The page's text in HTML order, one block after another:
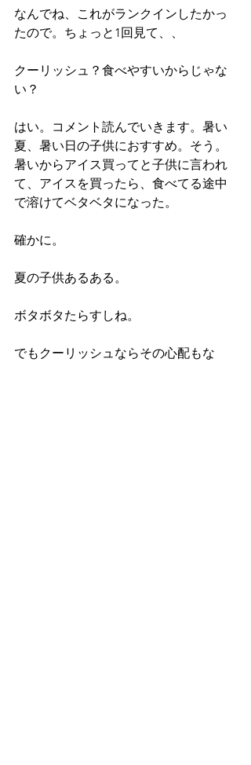
なんでね、これがランクインしたかっ
たので。ちょっと1回見て、、
クーリッシュ？食べやすいからじゃな
い？
はい。コメント読んでいきます。暑い
夏、暑い日の子供におすすめ。そう。
暑いからアイス買ってと子供に言われ
て、アイスを買ったら、食べてる途中
で溶けてベタベタになった。
確かに。
夏の子供あるある。
ボタボタたらすしね。
でもクーリッシュならその心配もな